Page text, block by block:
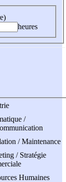
heures
/
/ Maintenance
/ Stratégie
Humaines